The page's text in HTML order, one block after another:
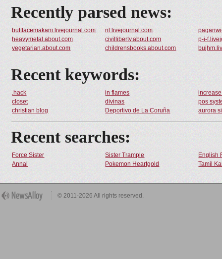
Recently parsed news:
buttfacemakani.livejournal.com nl.livejournal.com
heavymetal.about.com
civilliberty.about.com
p-i-
vegetarian.about.com
childrensbooks.about.com
Recent keywords:
.hack in flames
closet
divinas
pos
christian blog
Deportivo de La Coruña aurora
Recent searches:
Force Sister Sister Trample
English
Annal
Pokemon Heartgold Tamil
© 2011-2026 All rights reserved.